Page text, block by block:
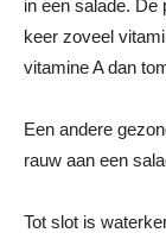
in een salade. De
keer zoveel
vitamine A dan
Een andere
rauw aan een
Tot slot is